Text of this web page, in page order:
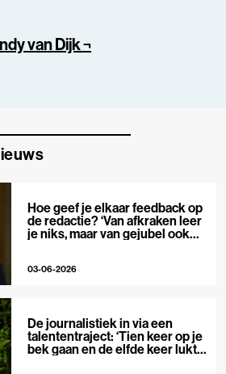
van Dijk ¬
Hoe geef je elkaar feedback op
de redactie? ‘Van afkraken leer
je niks, maar van gejubel ook
03-06-2026
De journalistiek in via een
talententraject: ‘Tien keer op je
bek gaan en de elfde keer lukt